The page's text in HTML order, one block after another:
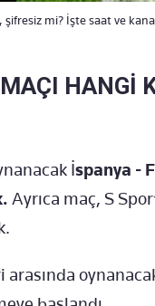
mi? İşte saat ve
HANGİ
İspanya -
Ayrıca maç, S